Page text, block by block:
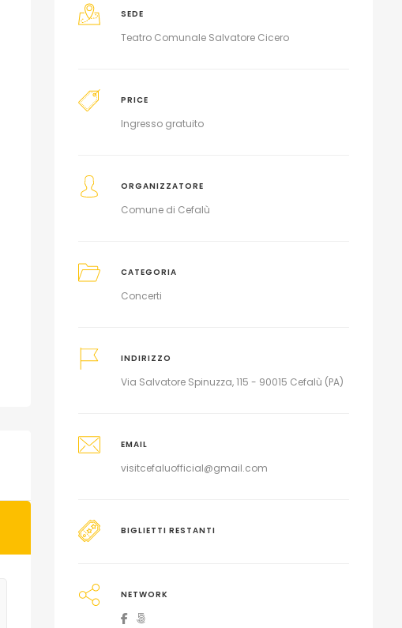
SEDE
Teatro Comunale Salvatore Cicero
PRICE
Ingresso gratuito
ORGANIZZATORE
Comune di Cefalù
CATEGORIA
Concerti
INDIRIZZO
Via Salvatore Spinuzza, 115 - 90015 Cefalù (PA)
EMAIL
visitcefaluofficial@gmail.com
BIGLIETTI RESTANTI
NETWORK